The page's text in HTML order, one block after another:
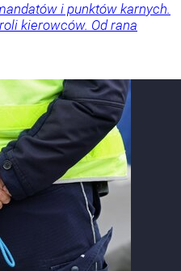
i punktów karnych.
kierowców. Od rana